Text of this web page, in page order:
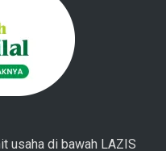
usaha di bawah LAZIS